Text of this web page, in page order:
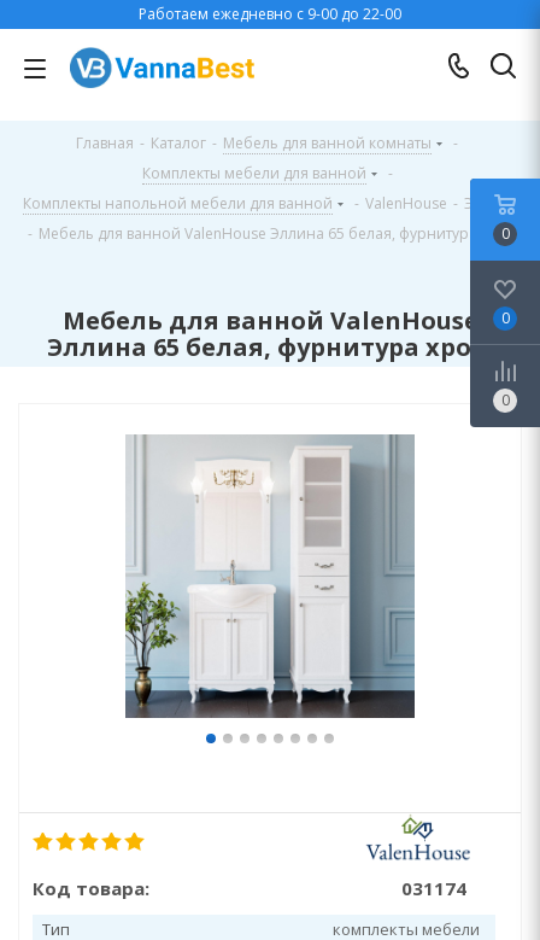
Работаем ежедневно с 9-00 до 22-00
Главная - Каталог - Мебель для ванной комнаты
-
Комплекты мебели для ванной
-
Комплекты напольной мебели для ванной
- ValenHouse - Эллина
- Мебель для ванной ValenHouse Эллина 65 белая, фурнитура хром
Мебель для ванной ValenHouse
Эллина 65 белая, фурнитура хром
Код товара: 031174
Тип
комплекты мебели
0
0
0